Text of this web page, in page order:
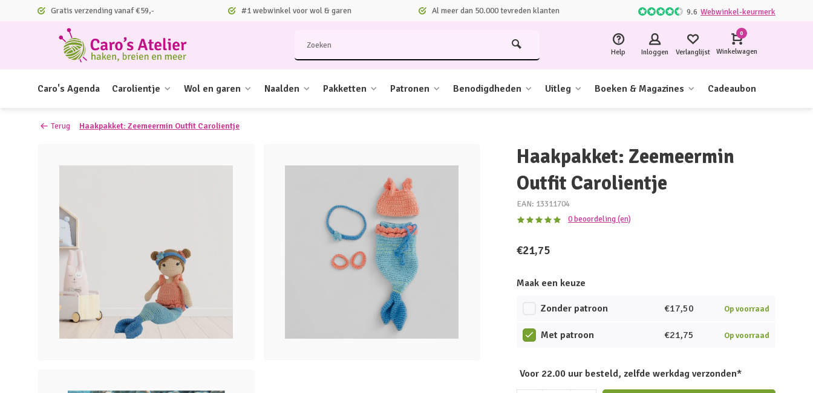
Gratis verzending vanaf €59,- #1 webwinkel voor wol & garen Al meer dan 50.000 tevreden klanten 9.6 Webwinkel-keurmerk
Help Inloggen Verlanglijst
0
Winkelwagen
Caro's Agenda Carolientje Wol en garen Naalden Pakketten Patronen Benodigdheden Uitleg Boeken & Magazines Cadeaubon
Terug Haakpakket: Zeemeermin Outfit Carolientje
Haakpakket: Zeemeermin
Outfit Carolientje
EAN: 13311704
0 beoordeling (en)
€21,75
Maak een keuze
Zonder patroon €17,50 Op voorraad
Met patroon €21,75 Op voorraad
Voor 22.00 uur besteld, zelfde werkdag verzonden*